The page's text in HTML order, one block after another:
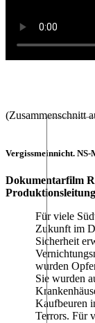
(Zusammenschnitt
Vergissmeinnicht.
Dokumentarfilm
Produktionsleitung
Für viele
Zukunft im
Sicherheit
wurden
Sie wurden
Kaufbeuren
Terrors. Für